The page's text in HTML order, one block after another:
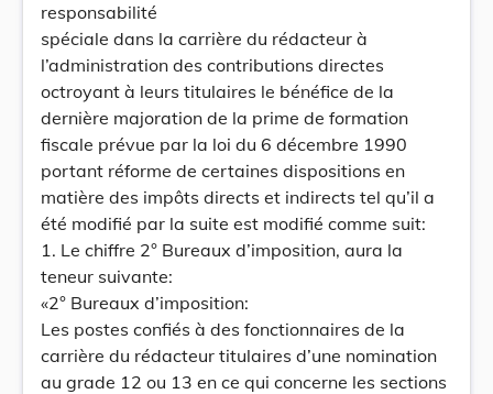
responsabilité
spéciale dans la carrière du rédacteur à
l’administration des contributions directes
octroyant à leurs titulaires le bénéfice de la
dernière majoration de la prime de formation
fiscale prévue par la loi du 6 décembre 1990
portant réforme de certaines dispositions en
matière des impôts directs et indirects tel qu’il a
été modifié par la suite est modifié comme suit:
1. Le chiffre 2° Bureaux d’imposition, aura la
teneur suivante:
«2° Bureaux d’imposition:
Les postes confiés à des fonctionnaires de la
carrière du rédacteur titulaires d’une nomination
au grade 12 ou 13 en ce qui concerne les sections